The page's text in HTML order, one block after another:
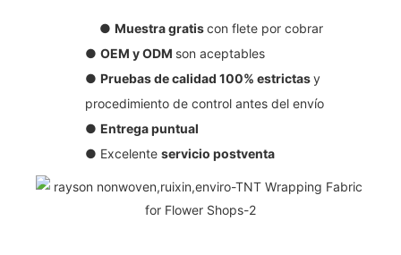
● Muestra gratiscon flete por cobrar
● OEM y ODM son aceptables
● Pruebas de calidad 100% estrictasy
procedimiento de control antes del envío
● Entrega puntual
● Excelente servicio postventa